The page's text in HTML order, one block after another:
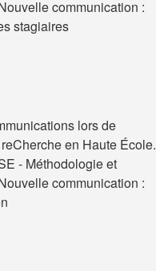
communication :
stagiaires
lors de
en Haute École.
- Méthodologie et
communication :